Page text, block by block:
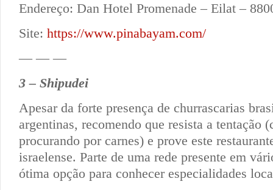
Endereço: Dan Hotel Promenade – Eilat –
Site: https://www.pinabayam.com/
— — —
3 – Shipudei
Apesar da forte presença de churrascarias
argentinas, recomendo que resista a tentação
procurando por carnes) e prove este
israelense. Parte de uma rede presente em
ótima opção para conhecer especialidades